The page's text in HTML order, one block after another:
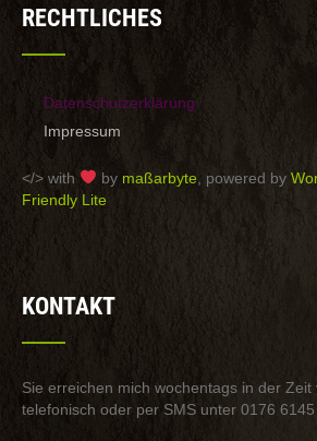
RECHTLICHES
Datenschutzerklärung
Impressum
</> with by maßarbyte , powered by
Friendly Lite
KONTAKT
Sie erreichen mich wochentags in der
telefonisch oder per SMS unter 0176 6145